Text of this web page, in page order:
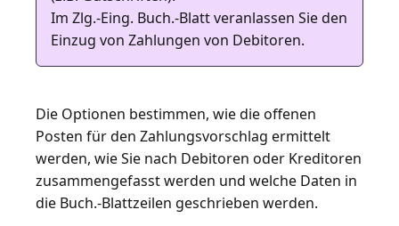
Im Zlg.-Eing. Buch.-Blatt veranlassen Sie den
Einzug von Zahlungen von Debitoren.
Die Optionen bestimmen, wie die offenen
Posten für den Zahlungsvorschlag ermittelt
werden, wie Sie nach Debitoren oder Kreditoren
zusammengefasst werden und welche Daten in
die Buch.-Blattzeilen geschrieben werden.